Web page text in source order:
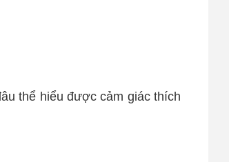
thể hiểu được cảm giác thích